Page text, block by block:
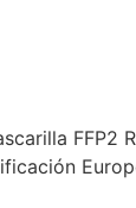
FFP2